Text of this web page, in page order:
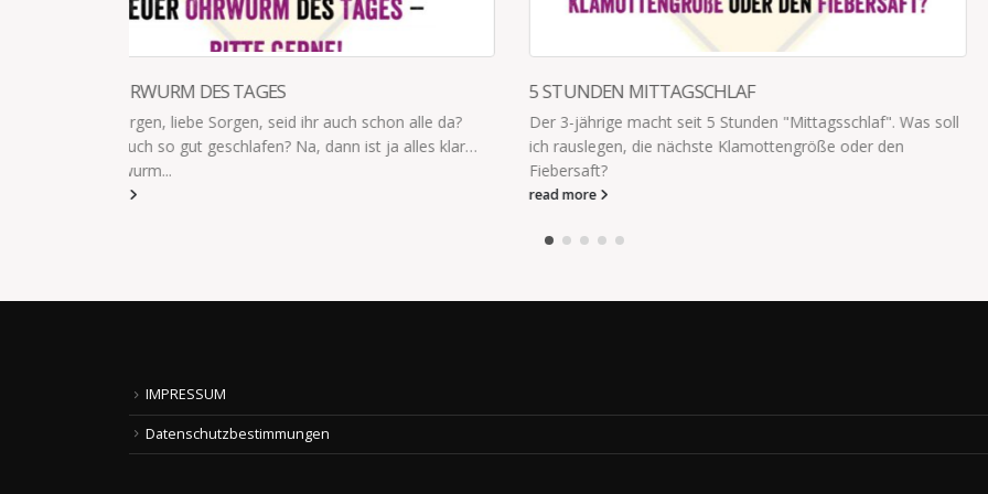
5 STUNDEN MITTAGSCHLAF
Der 3-jährige macht seit 5 Stunden "Mittagsschlaf". Was soll
ich rauslegen, die nächste Klamottengröße oder den
Fiebersaft?
read more
WARUM HABE ICH EINEN PENIS